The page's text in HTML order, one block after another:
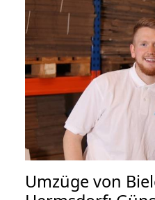
Umzüge von